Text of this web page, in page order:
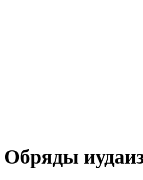
Обряды